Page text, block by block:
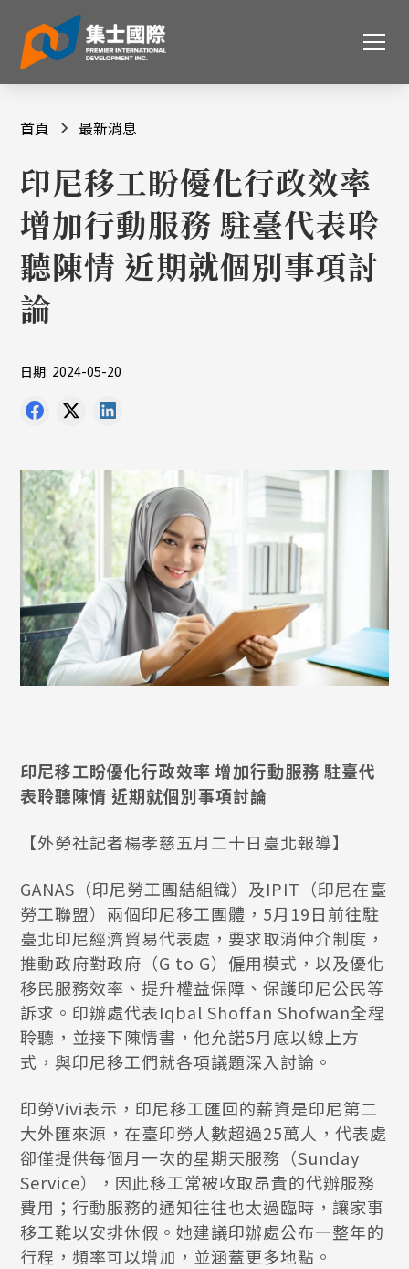
首頁 最新消息
印尼移工盼優化行政效率
增加行動服務 駐臺代表聆
聽陳情 近期就個別事項討
論
日期: 2024-05-20
印尼移工盼優化行政效率 增加行動服務 駐臺代
表聆聽陳情 近期就個別事項討論
【外勞社記者楊孝慈五月二十日臺北報導】
GANAS（印尼勞工團結組織）及IPIT（印尼在臺
勞工聯盟）兩個印尼移工團體，5月19日前往駐
臺北印尼經濟貿易代表處，要求取消仲介制度，
推動政府對政府（G to G）僱用模式，以及優化
移民服務效率、提升權益保障、保護印尼公民等
訴求。印辦處代表Iqbal Shoffan Shofwan全程
聆聽，並接下陳情書，他允諾5月底以線上方
式，與印尼移工們就各項議題深入討論。
印勞Vivi表示，印尼移工匯回的薪資是印尼第二
大外匯來源，在臺印勞人數超過25萬人，代表處
卻僅提供每個月一次的星期天服務（Sunday
Service），因此移工常被收取昂貴的代辦服務
費用；行動服務的通知往往也太過臨時，讓家事
移工難以安排休假。她建議印辦處公布一整年的
行程，頻率可以增加，並涵蓋更多地點。